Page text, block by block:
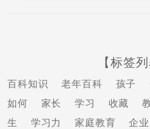
【标签列
百科知识 老年百科 孩子
如何
家长 学习 收藏
生
学习力 家庭教育 企业